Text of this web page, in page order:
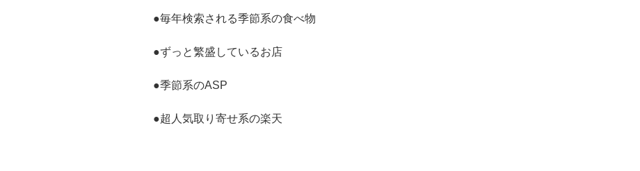
●毎年検索される季節系の食べ物
●ずっと繁盛しているお店
●季節系のASP
●超人気取り寄せ系の楽天